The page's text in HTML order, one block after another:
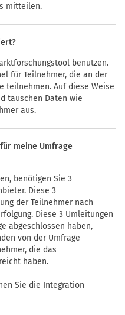
mitteilen.
benutzen.
für Teilnehmer, die an der
teilnehmen. Auf diese Weise
tauschen Daten wie
aus.
meine Umfrage
benötigen Sie 3
Diese 3
der Teilnehmer nach
Diese 3 Umleitungen
abgeschlossen haben,
von der Umfrage
die das
haben.
Sie die Integration